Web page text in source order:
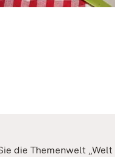
die Themenwelt